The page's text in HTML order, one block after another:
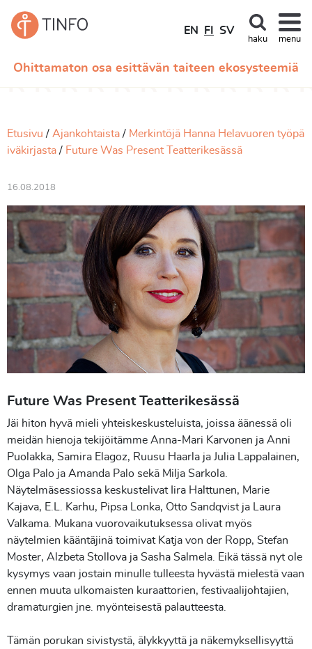
Ohittamaton osa esittävän taiteen ekosysteemiä
EN FI SV
haku menu
Etusivu Ajankohtaista
Merkintöjä Hanna Helavuoren työpä
iväkirjasta
Future Was Present Teatterikesässä
16.08.2018
Future Was Present Teatterikesässä
Jäi hiton hyvä mieli yhteiskeskusteluista, joissa äänessä oli
meidän hienoja tekijöitämme Anna-Mari Karvonen ja Anni
Puolakka, Samira Elagoz, Ruusu Haarla ja Julia Lappalainen,
Olga Palo ja Amanda Palo sekä Milja Sarkola.
Näytelmäsessiossa keskustelivat Iira Halttunen, Marie
Kajava, E.L. Karhu, Pipsa Lonka, Otto Sandqvist ja Laura
Valkama. Mukana vuorovaikutuksessa olivat myös
näytelmien kääntäjinä toimivat Katja von der Ropp, Stefan
Moster, Alzbeta Stollova ja Sasha Salmela. Eikä tässä nyt ole
kysymys vaan jostain minulle tulleesta hyvästä mielestä vaan
ennen muuta ulkomaisten kuraattorien, festivaalijohtajien,
dramaturgien jne. myönteisestä palautteesta.
Tämän porukan sivistystä, älykkyyttä ja näkemyksellisyyttä